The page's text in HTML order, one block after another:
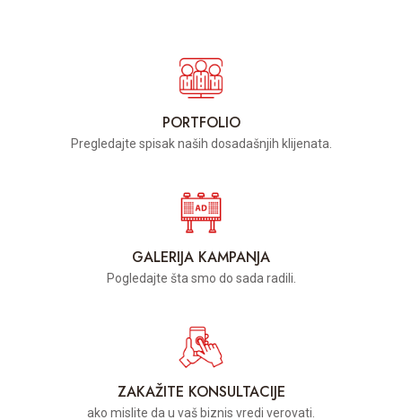
PORTFOLIO
Pregledajte spisak naših dosadašnjih klijenata.
GALERIJA KAMPANJA
Pogledajte šta smo do sada radili.
ZAKAŽITE KONSULTACIJE
ako mislite da u vaš biznis vredi verovati.